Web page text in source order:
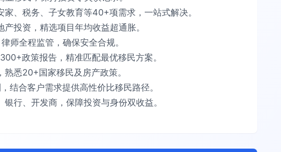
、税务、子女教育等40+项需求，​​一站式解决​​。​​
投资，精选项目​​年均收益超通胀​​。​​
全程监管，确保​​安全合规​​。​​
政策报告​​，精准匹配最优移民方案。​​
悉​​20+国家​​移民及房产政策。​​
结合客户需求提供​​高性价比​​移民路径。​​
行、开发商，保障​​投资与身份双收益​​。